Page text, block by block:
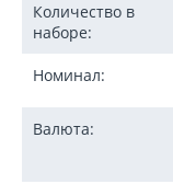
Количество в
наборе:
Номинал:
Валюта: